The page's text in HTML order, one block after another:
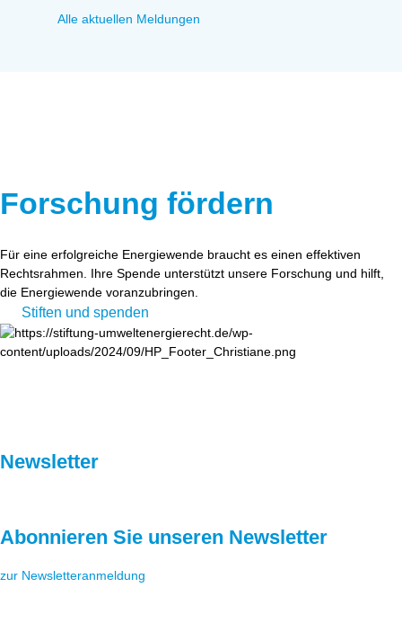
Alle aktuellen Meldungen
Forschung fördern
Für eine erfolgreiche Energiewende braucht es einen effektiven
Rechtsrahmen. Ihre Spende unterstützt unsere Forschung und hilft,
die Energiewende voranzubringen.
Stiften und spenden
Newsletter
Abonnieren Sie unseren Newsletter
zur Newsletteranmeldung